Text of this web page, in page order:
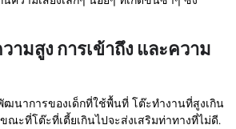
ามสูง การเข้าถึง และความ
ฒนาการของเด็กที่ใช้พื้นที่ โต๊ะทำงานที่สูงเกิน
ะที่โต๊ะที่เตี้ยเกินไปจะส่งเสริมท่าทางที่ไม่ดี.